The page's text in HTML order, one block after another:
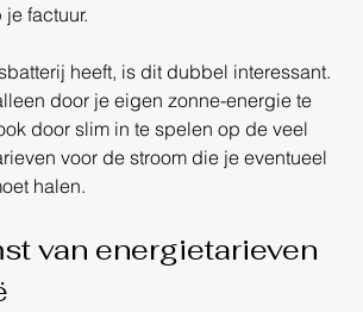
factuur.
heeft, is dit dubbel interessant.
door je eigen zonne-energie te
door slim in te spelen op de veel
voor de stroom die je eventueel
halen.
van energietarieven